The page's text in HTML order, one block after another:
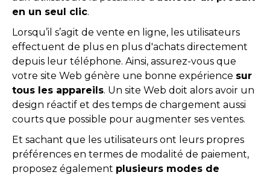
en un seul clic.
Lorsqu’il s’agit de vente en ligne, les utilisateurs
effectuent de plus en plus d'achats directement
depuis leur téléphone. Ainsi, assurez-vous que
votre site Web génère une bonne expérience sur
tous les appareils. Un site Web doit alors avoir un
design réactif et des temps de chargement aussi
courts que possible pour augmenter ses ventes.
Et sachant que les utilisateurs ont leurs propres
préférences en termes de modalité de paiement,
proposez également plusieurs modes de